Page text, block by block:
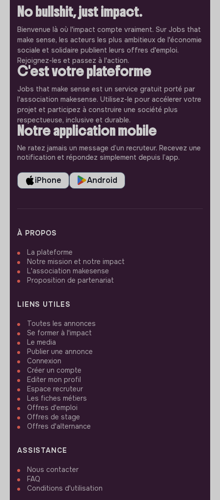
No bullshit, just impact.
Bienvenue là où l'impact compte vraiment. Sur Jobs that
make sense, les acteurs les plus ambitieux de l'économie
sociale et solidaire publient leurs offres d'emploi.
Rejoignez-les et passez à l'action.
C'est votre plateforme
Jobs that make sense est un service gratuit porté par
l'association makesense. Utilisez-le pour accélerer votre
projet et participez à construire une société plus
respectueuse, inclusive et durable.
Notre application mobile
Ne ratez jamais un message d’un recruteur. Recevez une
notification et répondez simplement depuis l’app.
iPhone Android
À PROPOS
La plateforme
Notre mission et notre impact
L'association makesense
Proposition de partenariat
LIENS UTILES
Toutes les annonces
Se former à l'impact
Le media
Publier une annonce
Connexion
Créer un compte
Editer mon profil
Espace recruteur
Les fiches métiers
Offres d'emploi
Offres de stage
Offres d'alternance
ASSISTANCE
Nous contacter
FAQ
Conditions d'utilisation